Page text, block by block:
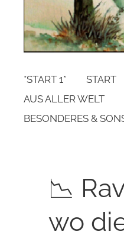
*START 1* START
AUS ALLER WELT
BESONDERES &
📉
wo